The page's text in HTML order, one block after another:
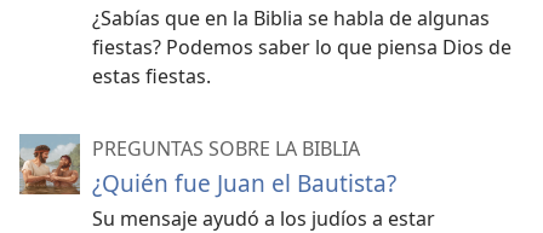
¿Sabías que en la Biblia se habla de algunas
fiestas? Podemos saber lo que piensa Dios de
estas fiestas.
PREGUNTAS SOBRE LA BIBLIA
¿Quién fue Juan el Bautista?
Su mensaje ayudó a los judíos a estar